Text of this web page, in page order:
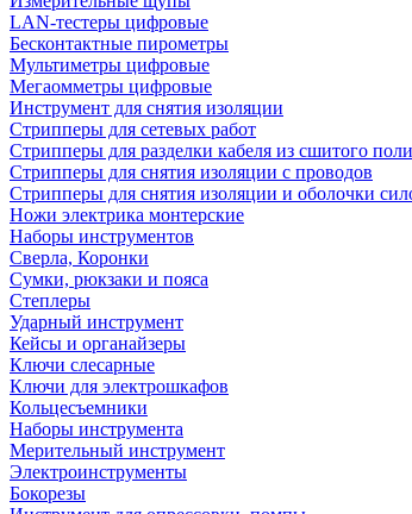
LAN-тестеры цифровые
Бесконтактные пирометры
Мультиметры цифровые
Мегаомметры цифровые
Инструмент для снятия изоляции
Стрипперы для сетевых работ
Стрипперы для разделки кабеля из сшитого
Cтрипперы для снятия изоляции с проводов
Стрипперы для снятия изоляции и оболочки
Ножи электрика монтерские
Наборы инструментов
Сверла, Коронки
Сумки, рюкзаки и пояса
Степлеры
Ударный инструмент
Кейсы и органайзеры
Ключи слесарные
Ключи для электрошкафов
Кольцесъемники
Наборы инструмента
Мерительный инструмент
Электроинструменты
Бокорезы